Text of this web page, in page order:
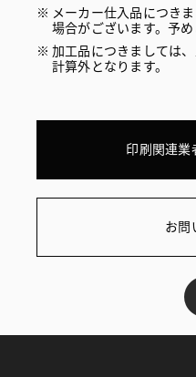
メーカー仕入品につき
場合がございます。予め
加工品につきましては
計算外となります。
印刷関連業
お問